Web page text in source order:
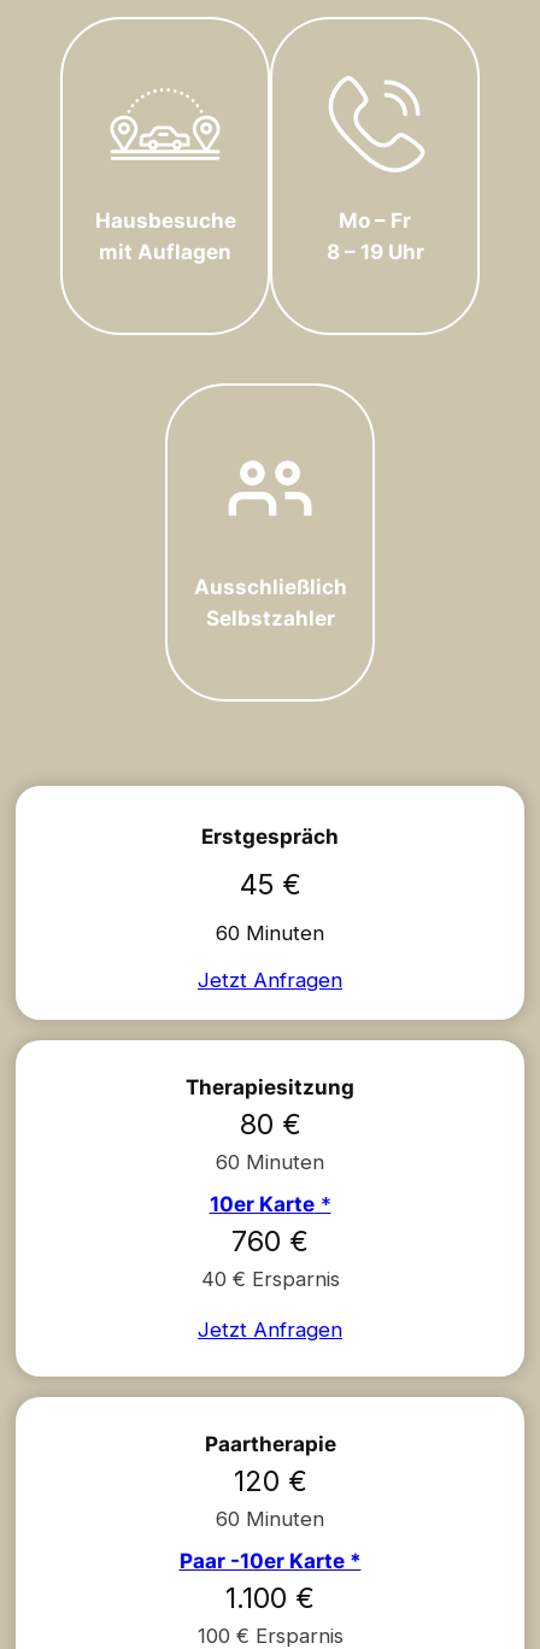
Hausbesuche
mit Auflagen
Mo – Fr
8 – 19 Uhr
Ausschließlich
Selbstzahler
Erstgespräch
45 €
60 Minuten
Jetzt Anfragen
Therapiesitzung
80 €
60 Minuten
10er Karte*
760 €
40 € Ersparnis
Jetzt Anfragen
Paartherapie
120 €
60 Minuten
Paar -10er Karte *
1.100 €
100 € Ersparnis